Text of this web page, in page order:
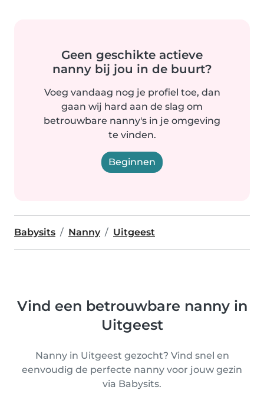
Geen geschikte actieve
nanny bij jou in de buurt?
Voeg vandaag nog je profiel toe, dan
gaan wij hard aan de slag om
betrouwbare nanny's in je omgeving
te vinden.
Beginnen
Babysits Nanny Uitgeest
Vind een betrouwbare nanny in
Uitgeest
Nanny in Uitgeest gezocht? Vind snel en
eenvoudig de perfecte nanny voor jouw gezin
via Babysits.